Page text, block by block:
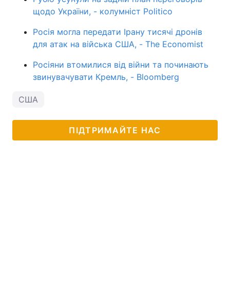
щодо України, - колумніст Politico
Росія могла передати Ірану тисячі дронів
для атак на війська США, - The Economist
Росіяни втомилися від війни та починають
звинувачувати Кремль, - Bloomberg
США
ПІДТРИМАЙТЕ НАС